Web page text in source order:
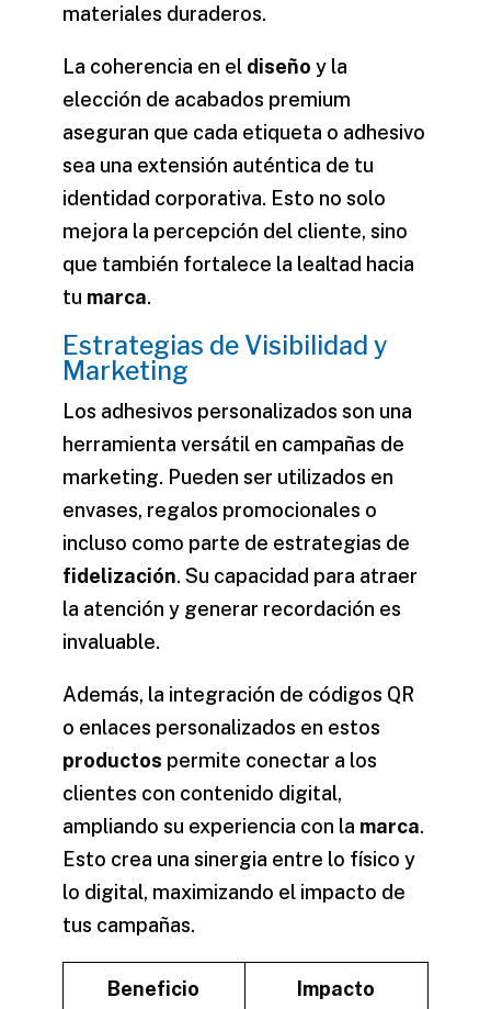
materiales duraderos.
La coherencia en el diseño y la
elección de acabados premium
aseguran que cada etiqueta o adhesivo
sea una extensión auténtica de tu
identidad corporativa. Esto no solo
mejora la percepción del cliente, sino
que también fortalece la lealtad hacia
tu marca.
Estrategias de Visibilidad y
Marketing
Los adhesivos personalizados son una
herramienta versátil en campañas de
marketing. Pueden ser utilizados en
envases, regalos promocionales o
incluso como parte de estrategias de
fidelización. Su capacidad para atraer
la atención y generar recordación es
invaluable.
Además, la integración de códigos QR
o enlaces personalizados en estos
productos permite conectar a los
clientes con contenido digital,
ampliando su experiencia con la marca.
Esto crea una sinergia entre lo físico y
lo digital, maximizando el impacto de
tus campañas.
Beneficio Impacto